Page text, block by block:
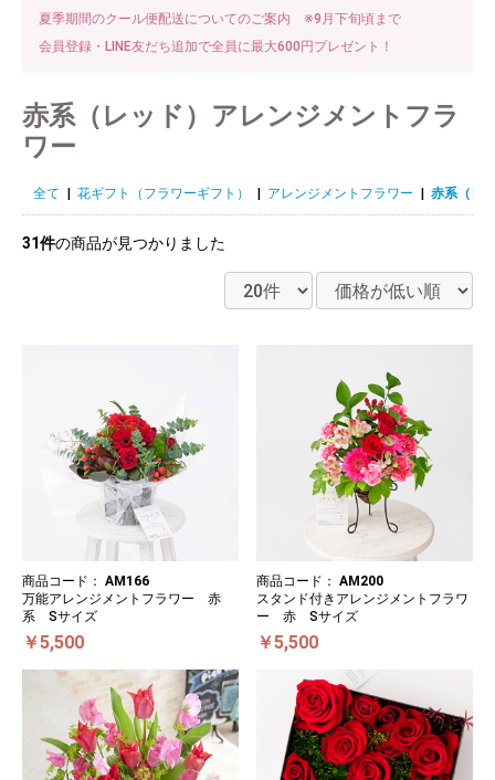
夏季期間のクール便配送についてのご案内 ※9月下旬頃まで
会員登録・LINE友だち追加で全員に最大600円プレゼント！
赤系（レッド）アレンジメントフラ
ワー
全て 花ギフト（フラワーギフト） アレンジメントフラワー 赤系（レ
31件の商品が見つかりました
商品コード： AM166
万能アレンジメントフラワー 赤
系 Sサイズ
￥5,500
商品コード： AM200
スタンド付きアレンジメントフラワ
ー 赤 Sサイズ
￥5,500